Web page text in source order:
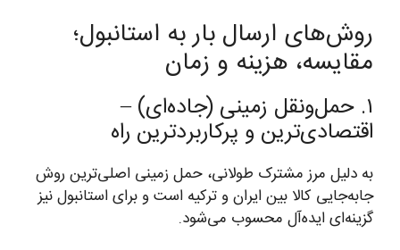
روش‌های ارسال بار به استانبول؛
مقایسه، هزینه و زمان
۱. حمل‌ونقل زمینی (جاده‌ای) –
اقتصادی‌ترین و پرکاربردترین راه
به دلیل مرز مشترک طولانی، حمل زمینی اصلی‌ترین روش
جابه‌جایی کالا بین ایران و ترکیه است و برای استانبول نیز
گزینه‌ای ایده‌آل محسوب می‌شود.